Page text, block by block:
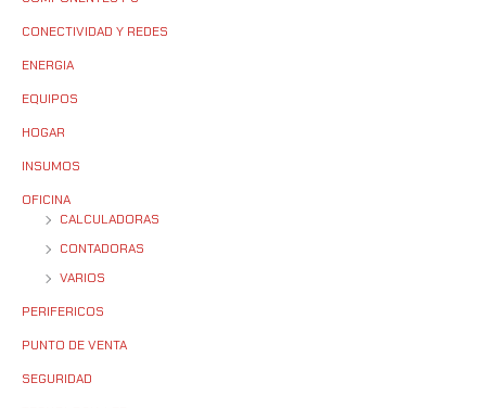
CONECTIVIDAD Y REDES
ENERGIA
EQUIPOS
HOGAR
INSUMOS
OFICINA
CALCULADORAS
CONTADORAS
VARIOS
PERIFERICOS
PUNTO DE VENTA
SEGURIDAD